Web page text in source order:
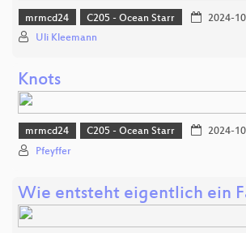
mrmcd24 C205 - Ocean Starr 2024-
Uli Kleemann
Knots
mrmcd24 C205 - Ocean Starr 2024-
Pfeyffer
Wie entsteht eigentlich ein